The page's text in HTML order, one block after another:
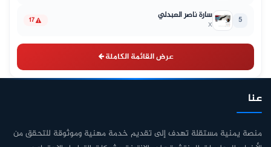
5 سارة ناصر العبدلي
X
17
عرض القائمة الكاملة
عنا
منصة يمنية مستقلة تهدف إلى تقديم خدمة مهنية وموثوقة للتحقق من